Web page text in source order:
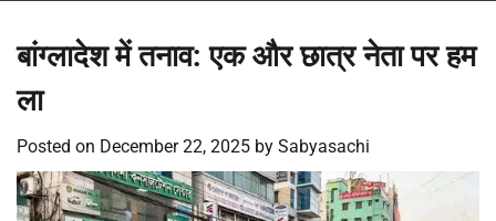
बांग्लादेश में तनाव: एक और छात्र नेता पर हम
ला
Posted on December 22, 2025 by Sabyasachi